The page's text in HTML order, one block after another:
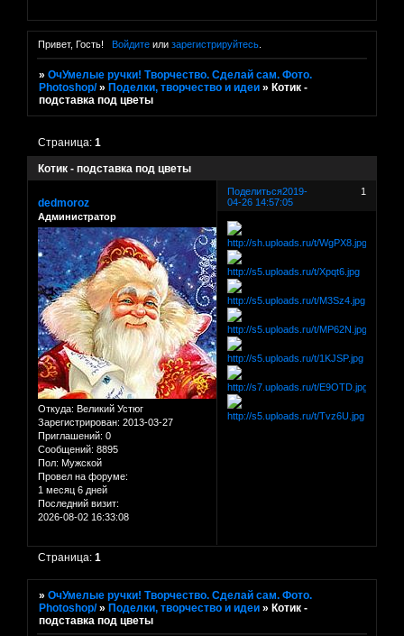
Привет, Гость! Войдитеили зарегистрируйтесь.
»ОчУмелые ручки! Творчество. Сделай сам. Фото.
Photoshop/ » Поделки, творчество и идеи » Котик -
подставка под цветы
Котик - подставка под цветы
Страница:1
Поделиться 1
2019-
04-26 14:57:05
dedmoroz
Администратор
Откуда: Великий Устюг
Зарегистрирован: 2013-03-27
Приглашений: 0
Сообщений: 8895
Пол: Мужской
Провел на форуме:
1 месяц 6 дней
Последний визит:
2026-08-02 16:33:08
Страница:1
»ОчУмелые ручки! Творчество. Сделай сам. Фото.
Photoshop/ »Поделки, творчество и идеи »Котик -
подставка под цветы